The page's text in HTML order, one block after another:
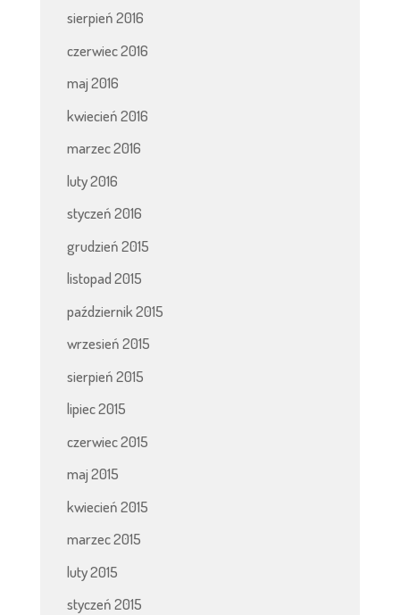
sierpień 2016
czerwiec 2016
maj 2016
kwiecień 2016
marzec 2016
luty 2016
styczeń 2016
grudzień 2015
listopad 2015
październik 2015
wrzesień 2015
sierpień 2015
lipiec 2015
czerwiec 2015
maj 2015
kwiecień 2015
marzec 2015
luty 2015
styczeń 2015